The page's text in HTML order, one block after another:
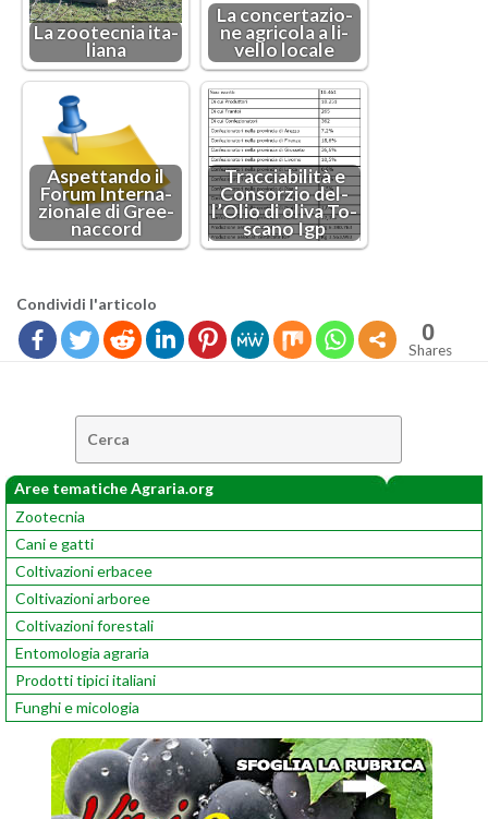
La zoo­tec­nia ita­
lia­na
La con­cer­ta­zio­
ne agri­co­la a li­
vel­lo lo­ca­le
Aspet­tan­do il
Forum In­ter­na­
zio­na­le di Gree­
nac­cord
Trac­cia­bi­li­tà e
Con­sor­zio del­
l’O­lio di oliva To­
sca­no Igp
Con­di­vi­di l'ar­ti­co­lo
0
Shares
Aree tematiche Agraria.org
Zootecnia
Cani e gatti
Coltivazioni erbacee
Coltivazioni arboree
Coltivazioni forestali
Entomologia agraria
Prodotti tipici italiani
Funghi e micologia